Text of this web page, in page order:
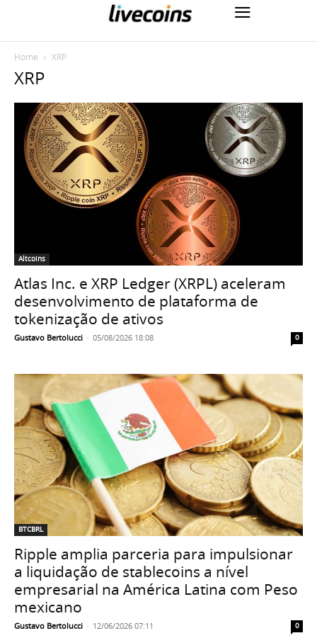
Home XRP
XRP
Altcoins
Atlas Inc. e XRP Ledger (XRPL) aceleram
desenvolvimento de plataforma de
tokenização de ativos
Gustavo Bertolucci - 05/08/2026 18:08 0
BTCBRL
Ripple amplia parceria para impulsionar
a liquidação de stablecoins a nível
empresarial na América Latina com Peso
mexicano
Gustavo Bertolucci - 12/06/2026 07:11 0